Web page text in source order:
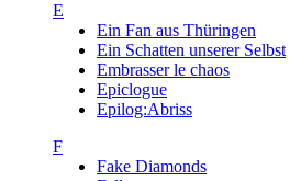
E
Ein Fan aus Thüringen
Ein Schatten unserer Selbst
Embrasser le chaos
Epiclogue
Epilog:Abriss
F
Fake Diamonds